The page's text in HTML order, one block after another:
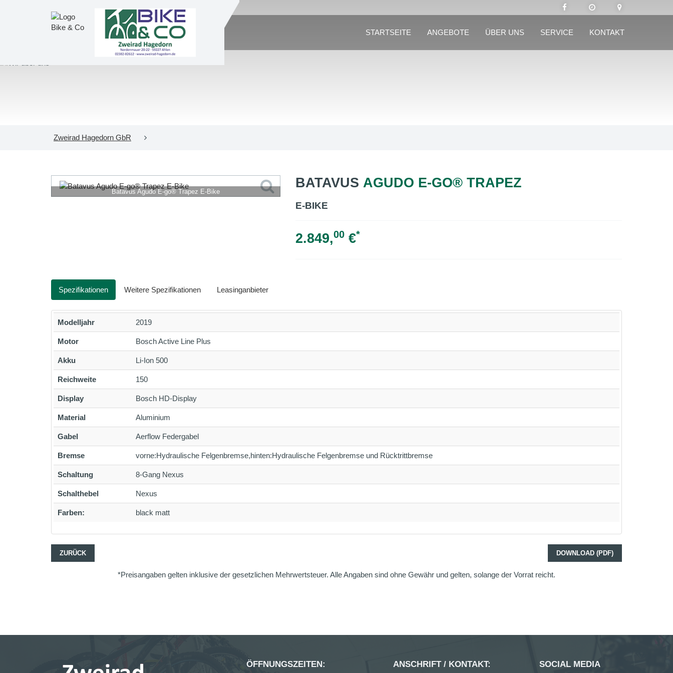
STARTSEITE ANGEBOTE ÜBER UNS SERVICE KONTAKT
Zweirad Hagedorn GbR
Batavus Agudo E-go® Trapez E-Bike
BATAVUS AGUDO E-GO® TRAPEZ
E-BIKE
2.849,00€*
Spezifikationen Weitere Spezifikationen Leasinganbieter
Modelljahr 2019
Motor Bosch Active Line Plus
Akku Li-Ion 500
Reichweite 150
Display Bosch HD-Display
Material Aluminium
Gabel Aerflow Federgabel
Bremse vorne:Hydraulische Felgenbremse,hinten:Hydraulische Felgenbremse und Rücktrittbremse
Schaltung 8-Gang Nexus
Schalthebel Nexus
Farben: black matt
ZURÜCK DOWNLOAD (PDF)
*Preisangaben gelten inklusive der gesetzlichen Mehrwertsteuer. Alle Angaben sind ohne Gewähr und gelten, solange der Vorrat reicht.
ÖFFNUNGSZEITEN: ANSCHRIFT / KONTAKT: SOCIAL MEDIA